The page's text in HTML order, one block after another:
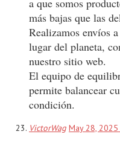
a que somos
más bajas que las
Realizamos envíos
lugar del planeta,
nuestro sitio web.
El equipo de
permite balancear
condición.
VictorWag May 28,